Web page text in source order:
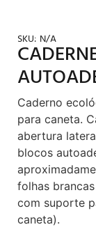
SKU: N/A
Caderno
para caneta.
abertura
blocos
folhas
com suporte
caneta).